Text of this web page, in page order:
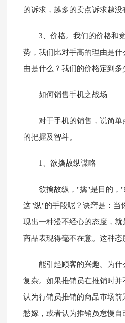
的诉求，越多的卖点诉求越没
3、价格。我们的价格和
势，我们比对手高的理由是
由是什么？我们的价格定到多
如何销售手机之战场
对于手机的销售，说简
的把握及智斗。
1、欲擒故纵谋略
欲擒故纵，"擒"是目的，
这"纵"的手段呢？诀窍是：当
现出一种漫不经心的态度，就
商品表现得毫不在意。这种态
能引起顾客的兴趣。为
复杂。如果推销员在推销时
认为行销员推销的商品市场
愁嫁，或者认为推销员怠慢自